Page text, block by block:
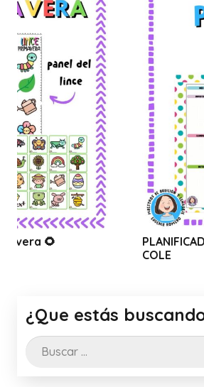
PLANIFICADOR MENSUAL
¿Que estás
Buscar: